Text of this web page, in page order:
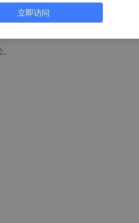
可以存16个数。
立即访问